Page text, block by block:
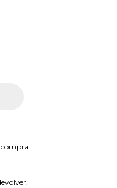
compra.